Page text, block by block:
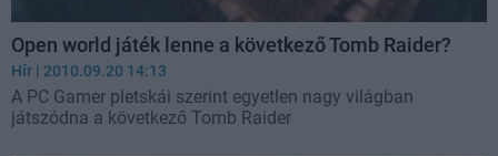
Open world játék lenne a következő Tomb Raider?
Hír | 2010.09.20 14:13
A PC Gamer pletskái szerint egyetlen nagy világban
játszódna a következő Tomb Raider